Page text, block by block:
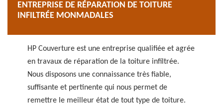
ENTREPRISE DE RÉPARATION DE TOITURE
INFILTRÉE MONMADALES
HP Couverture est une entreprise qualifiée et agrée
en travaux de réparation de la toiture infiltrée.
Nous disposons une connaissance très fiable,
suffisante et pertinente qui nous permet de
remettre le meilleur état de tout type de toiture.